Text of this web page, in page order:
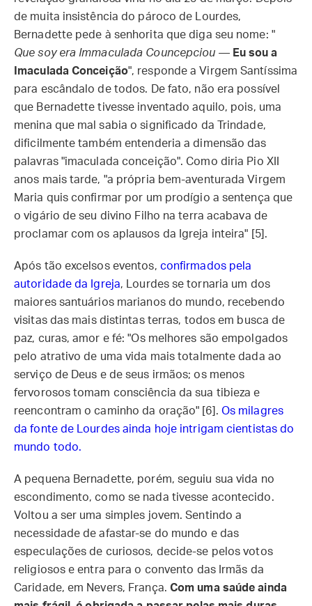
de muita insistência do pároco de Lourdes,
Bernadette pede à senhorita que diga seu nome: "
Que soy era Immaculada Councepciou — Eu sou a
Imaculada Conceição", responde a Virgem Santíssima
para escândalo de todos. De fato, não era possível
que Bernadette tivesse inventado aquilo, pois, uma
menina que mal sabia o significado da Trindade,
dificilmente também entenderia a dimensão das
palavras "imaculada conceição". Como diria Pio XII
anos mais tarde, "a própria bem-aventurada Virgem
Maria quis confirmar por um prodígio a sentença que
o vigário de seu divino Filho na terra acabava de
proclamar com os aplausos da Igreja inteira" [5].
Após tão excelsos eventos, confirmados pela
autoridade da Igreja, Lourdes se tornaria um dos
maiores santuários marianos do mundo, recebendo
visitas das mais distintas terras, todos em busca de
paz, curas, amor e fé: "Os melhores são empolgados
pelo atrativo de uma vida mais totalmente dada ao
serviço de Deus e de seus irmãos; os menos
fervorosos tomam consciência da sua tibieza e
reencontram o caminho da oração" [6]. Os milagres
da fonte de Lourdes ainda hoje intrigam cientistas do
mundo todo.
A pequena Bernadette, porém, seguiu sua vida no
escondimento, como se nada tivesse acontecido.
Voltou a ser uma simples jovem. Sentindo a
necessidade de afastar-se do mundo e das
especulações de curiosos, decide-se pelos votos
religiosos e entra para o convento das Irmãs da
Caridade, em Nevers, França. Com uma saúde ainda